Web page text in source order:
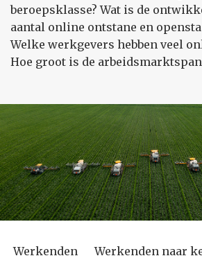
beroepsklasse? Wat is de
aantal online ontstane en
Welke werkgevers hebben veel
Hoe groot is de
Werkenden Werkenden naar